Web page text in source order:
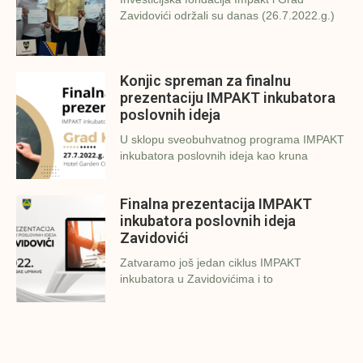
Zavidovići održali su danas (26.7.2022.g.)
Konjic spreman za finalnu
prezentaciju IMPAKT inkubatora
poslovnih ideja
U sklopu sveobuhvatnog programa IMPAKT
inkubatora poslovnih ideja kao kruna
Finalna prezentacija IMPAKT
inkubatora poslovnih ideja
Zavidovići
Zatvaramo još jedan ciklus IMPAKT
inkubatora u Zavidovićima i to